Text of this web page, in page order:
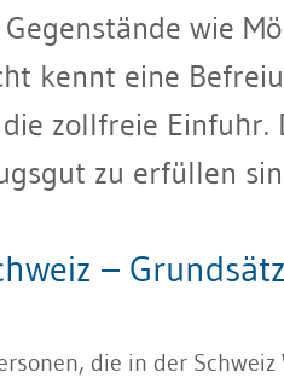
wie
kennt eine
zollfreie
zu erfüllen
–
die in der